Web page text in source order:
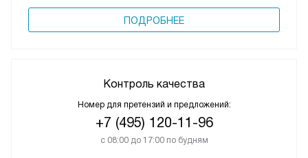
ПОДРОБНЕЕ
Контроль качества
Номер для претензий и предложений:
+7 (495) 120-11-96
с 08:00 до 17:00 по будням